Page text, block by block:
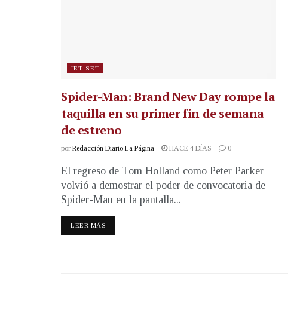
JET SET
Spider-Man: Brand New Day rompe la
taquilla en su primer fin de semana
de estreno
por Redacción Diario La Página HACE 4 DÍAS 0
El regreso de Tom Holland como Peter Parker
volvió a demostrar el poder de convocatoria de
Spider-Man en la pantalla...
LEER MÁS